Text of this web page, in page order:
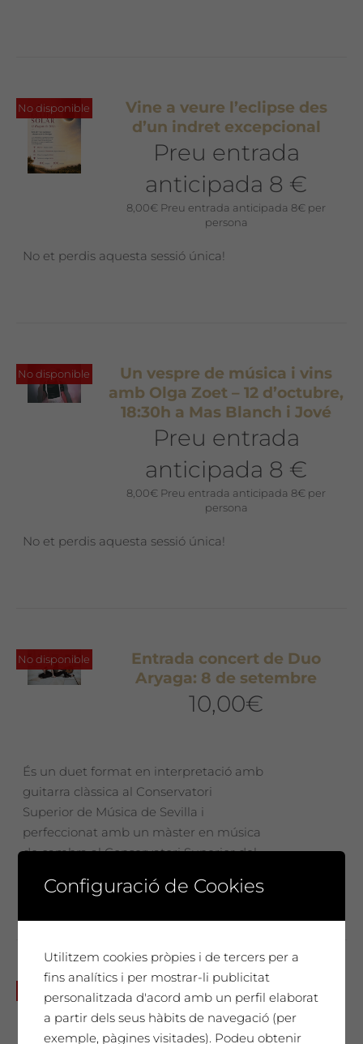
No disponible
Vine a veure l’eclipse des
d’un indret excepcional
Preu entrada
anticipada 8 €
8,00€ Preu entrada anticipada 8€ per
persona
No et perdis aquesta sessió única!
No disponible
Un vespre de música i vins
amb Olga Zoet – 12 d’octubre,
18:30h a Mas Blanch i Jové
Preu entrada
anticipada 8 €
8,00€ Preu entrada anticipada 8€ per
persona
No et perdis aquesta sessió única!
No disponible
Entrada concert de Duo
Aryaga: 8 de setembre
10,00€
És un duet format en interpretació amb
guitarra clàssica al Conservatori
Superior de Música de Sevilla i
perfeccionat amb un màster en música
de cambra al Conservatori Superior del
Diumenge 5 de maig: Tast de
vins i Wine Spa amb Maria
Grustan i Laia Sans de
Configuració de Cookies
Utilitzem cookies pròpies i de tercers per a
fins analítics i per mostrar-li publicitat
personalitzada d'acord amb un perfil elaborat
a partir dels seus hàbits de navegació (per
exemple, pàgines visitades). Podeu obtenir